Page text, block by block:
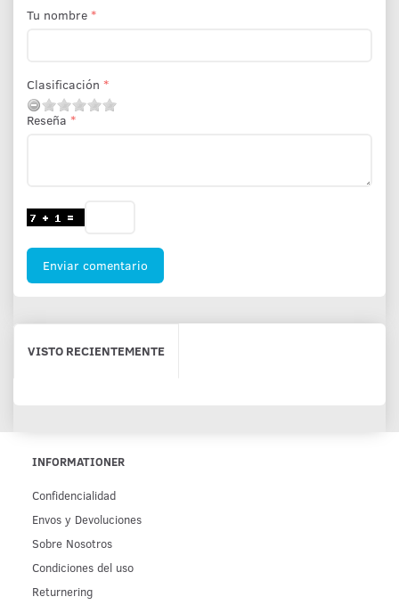
Tu nombre
Clasificación
Reseña
Enviar comentario
VISTO RECIENTEMENTE
INFORMATIONER
Confidencialidad
Env­os y Devoluciones
Sobre Nosotros
Condiciones del uso
Returnering